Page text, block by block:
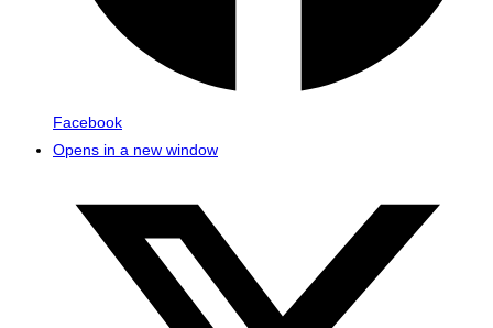
Facebook
Opens in a new window